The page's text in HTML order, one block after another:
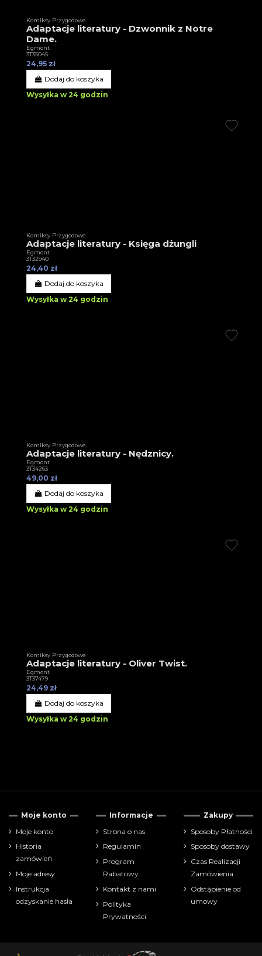
Komiksy Przygodowe
Adaptacje literatury - Dzwonnik z Notre
Dame.
Egmont
3T35045
24,95 zł
Dodaj do koszyka
Wysyłka w 24 godzin
Komiksy Przygodowe
Adaptacje literatury - Księga dżungli
Egmont
3T32940
24,40 zł
Dodaj do koszyka
Wysyłka w 24 godzin
Komiksy Przygodowe
Adaptacje literatury - Nędznicy.
Egmont
3T34263
49,00 zł
Dodaj do koszyka
Wysyłka w 24 godzin
Komiksy Przygodowe
Adaptacje literatury - Oliver Twist.
Egmont
3T37479
24,49 zł
Dodaj do koszyka
Wysyłka w 24 godzin
Moje konto
Moje konto
Historia
zamówień
Moje adresy
Instrukcja
odzyskanie hasła
Informacje
Strona o nas
Regulamin
Program
Rabatowy
Kontakt z nami
Polityka
Prywatności
Zakupy
Sposoby Płatności
Sposoby dostawy
Czas Realizacji
Zamówienia
Odstąpienie od
umowy